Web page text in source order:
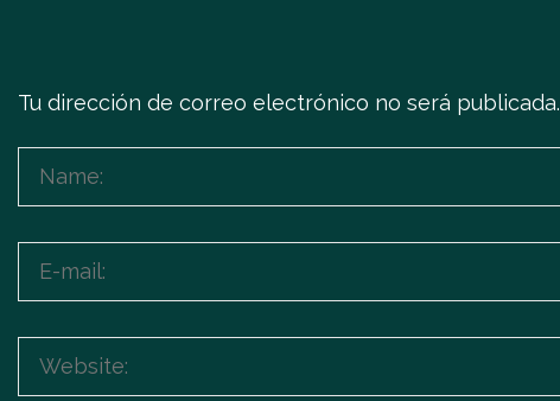
Tu dirección de correo electrónico no será publicada.